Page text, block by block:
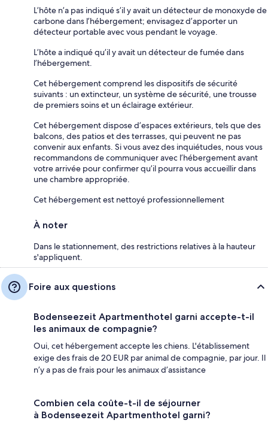
L’hôte n’a pas indiqué s’il y avait un détecteur de monoxyde de
carbone dans l’hébergement; envisagez d’apporter un
détecteur portable avec vous pendant le voyage.
L’hôte a indiqué qu’il y avait un détecteur de fumée dans
l’hébergement.
Cet hébergement comprend les dispositifs de sécurité
suivants : un extincteur, un système de sécurité, une trousse
de premiers soins et un éclairage extérieur.
Cet hébergement dispose d’espaces extérieurs, tels que des
balcons, des patios et des terrasses, qui peuvent ne pas
convenir aux enfants. Si vous avez des inquiétudes, nous vous
recommandons de communiquer avec l’hébergement avant
votre arrivée pour confirmer qu’il pourra vous accueillir dans
une chambre appropriée.
Cet hébergement est nettoyé professionnellement
À noter
Dans le stationnement, des restrictions relatives à la hauteur
s'appliquent.
Foire aux questions
Bodenseezeit Apartmenthotel garni accepte-t-il
les animaux de compagnie?
Oui, cet hébergement accepte les chiens. L'établissement
exige des frais de 20 EUR par animal de compagnie, par jour. Il
n’y a pas de frais pour les animaux d’assistance
Combien cela coûte-t-il de séjourner
à Bodenseezeit Apartmenthotel garni?